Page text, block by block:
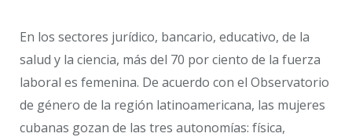
En los sectores jurídico, bancario, educativo, de la
salud y la ciencia, más del 70 por ciento de la fuerza
laboral es femenina. De acuerdo con el Observatorio
de género de la región latinoamericana, las mujeres
cubanas gozan de las tres autonomías: física,